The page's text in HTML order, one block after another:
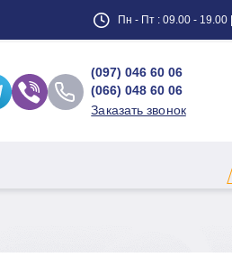
Пн - Пт : 09.00 - 19.00
(097) 046 60 06
(066) 048 60 06
Заказать звонок